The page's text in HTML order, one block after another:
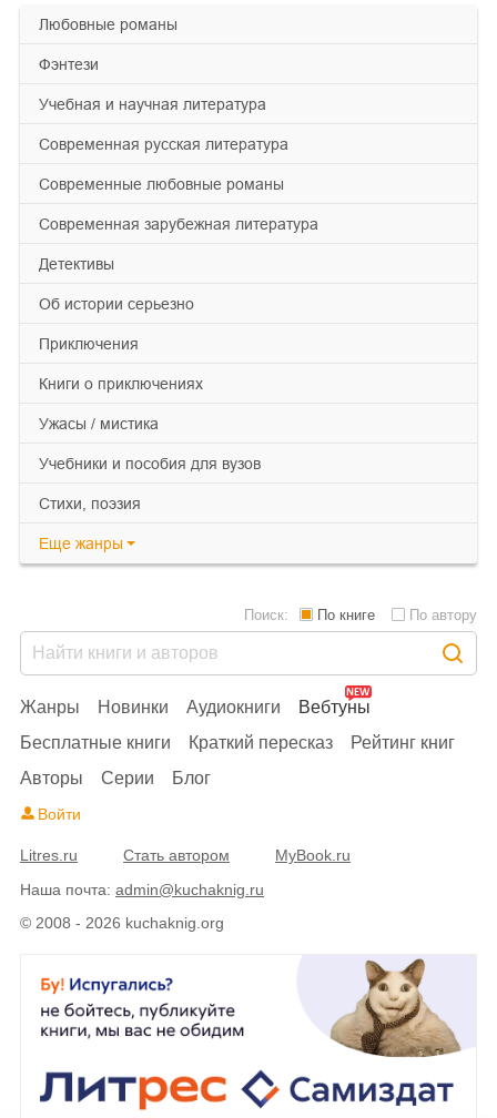
любовные романы
фэнтези
учебная и научная литература
современная русская литература
современные любовные романы
современная зарубежная литература
детективы
об истории серьезно
приключения
книги о приключениях
ужасы / мистика
учебники и пособия для вузов
cтихи, поэзия
Еще жанры
© 2008 - 2026 kuchaknig.org
Жанры Новинки Аудиокниги
Вебтуны
Бесплатные книги
Краткий пересказ
Рейтинг книг
Авторы
Серии Блог
Поиск: По книге По автору
Войти
Litres.ru Стать автором
MyBook.ru
Наша почта: admin@kuchaknig.ru